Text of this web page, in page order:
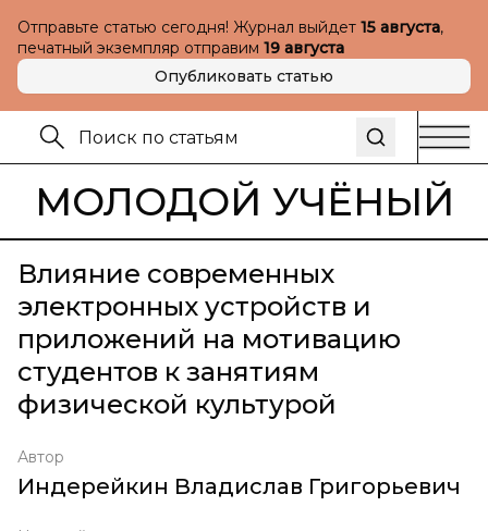
Отправьте статью сегодня! Журнал выйдет 15 августа,
печатный экземпляр отправим 19 августа
Опубликовать статью
МОЛОДОЙ УЧЁНЫЙ
Влияние современных
электронных устройств и
приложений на мотивацию
студентов к занятиям
физической культурой
Автор
Индерейкин Владислав Григорьевич